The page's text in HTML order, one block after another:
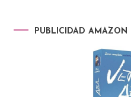
PUBLICIDAD AMAZON